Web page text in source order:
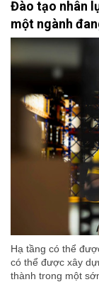
Đào tạo nhân
một ngành
Hạ tầng có thể
có thể được xây
thành trong một